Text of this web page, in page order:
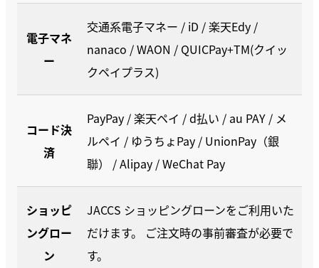
電子マネ
ー
交通系電子マネー / iD / 楽天Edy /
nanaco / WAON / QUICPay+TM(クイッ
クペイプラス)
コード決
済
PayPay / 楽天ペイ / d払い / au PAY / メ
ルペイ / ゆうちょPay / UnionPay（銀
聯） / Alipay / WeChat Pay
ショッピ
ングロー
ン
JACCS ショッピングローンをご利用いた
だけます。 ご注文時の事前審査が必要で
す。